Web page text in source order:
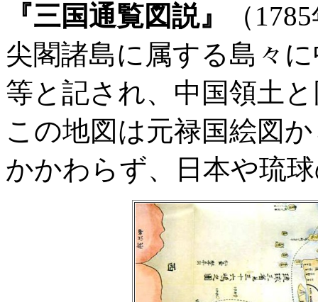
『三国通覧図説』
（
尖閣諸島に属する島々
等と記され、中国領土
この地図は元禄国絵図
かかわらず、日本や琉